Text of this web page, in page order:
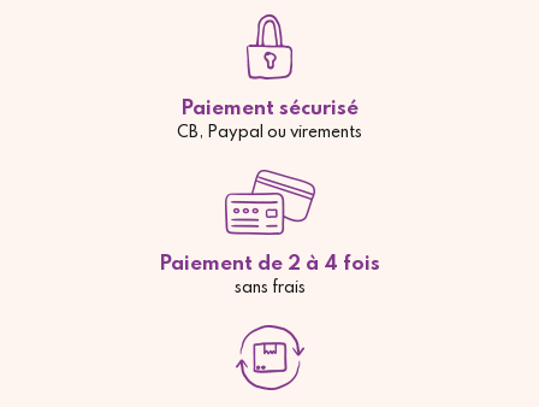
Paiement sécurisé
CB, Paypal ou virements
Paiement de 2 à 4 fois
sans frais